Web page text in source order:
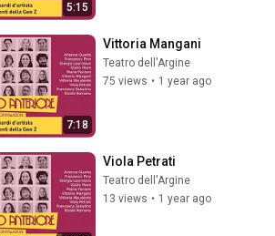
5:15
7:18
Vittoria Mangani
Teatro dell'Argine
75 views • 1 year ago
Viola Petrati
Teatro dell'Argine
13 views • 1 year ago